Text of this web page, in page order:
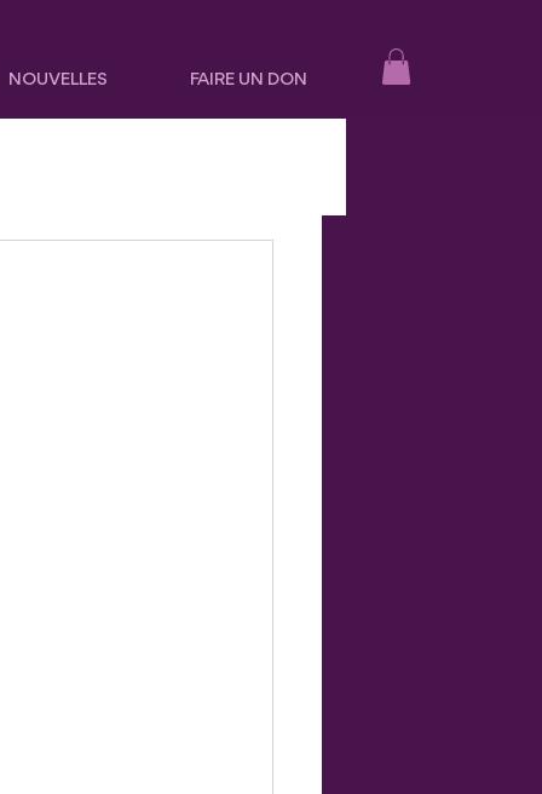
NOUVELLES FAIRE UN DON